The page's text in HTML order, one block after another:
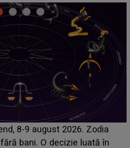
DETALIU ASCUNS până
concurentul din Casa Iubirii